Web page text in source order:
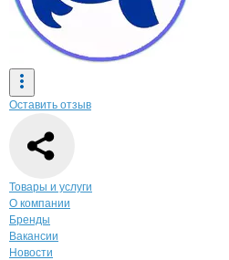
Оставить отзыв
Навигация по
Товары и услуги
О компании
Бренды
Вакансии
Новости